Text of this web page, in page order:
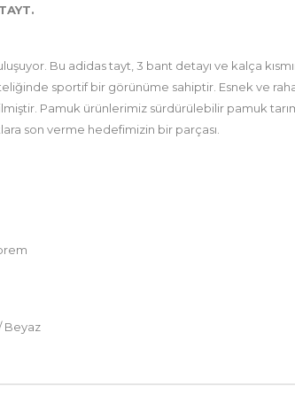
Bu adidas tayt, 3 bant detayı ve kalça
sportif bir görünüme sahiptir. Esnek ve
Pamuk ürünlerimiz sürdürülebilir pamuk
son verme hedefimizin bir parçası.
Beyaz